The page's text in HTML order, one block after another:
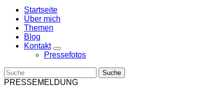
Startseite
Über mich
Themen
Blog
Kontakt
Zeige
Untermenü
Pressefotos
PRESSEMELDUNG